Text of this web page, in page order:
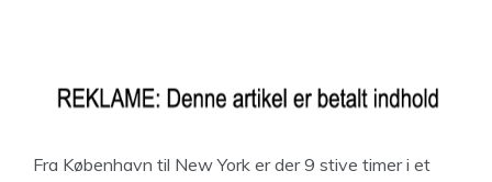
Fra København til New York er der 9 stive timer i et